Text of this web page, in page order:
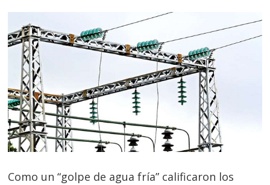
Como un “golpe de agua fría” calificaron los